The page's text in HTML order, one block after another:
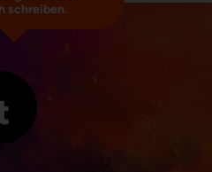
schreiben.